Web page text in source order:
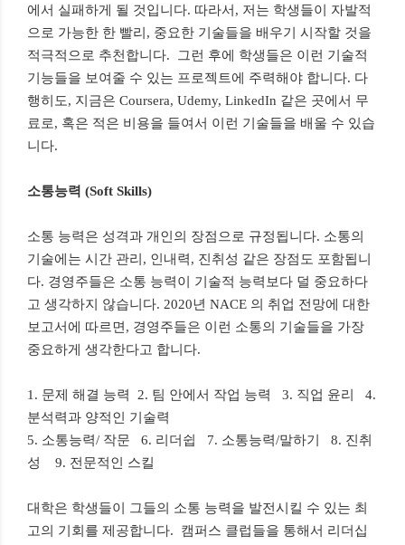
에서 실패하게 될 것입니다. 따라서 , 저는 학생들이 자발적
으로 가능한 한 빨리 , 중요한 기술들을 배우기 시작할 것을
적극적으로 추천합니다.
그런 후에 학생들은 이런 기술적
기능들을 보여줄 수 있는 프로젝트에 주력해야 합니다. 다
행히도, 지금은 Coursera, Udemy, LinkedIn 같은 곳에서 무
료로, 혹은 적은 비용을 들여서 이런 기술들을 배울 수 있습
니다.
소통능력 (Soft Skills)
소통 능력은 성격과 개인의 장점으로 규정됩니다. 소통의
기술에는 시간 관리 , 인내력, 진취성 같은 장점도 포함됩니
다. 경영주들은 소통 능력이 기술적 능력보다 덜 중요하다
고 생각하지 않습니다. 2020년 NACE 의 취업 전망에 대한
보고서에 따르면 , 경영주들은 이런 소통의 기술들을 가장
중요하게 생각한다고 합니다.
1. 문제 해결 능력 2. 팀 안에서 작업 능력 3. 직업 윤리 4.
분석력과 양적인 기술력
5. 소통능력/ 작문 6. 리더쉽 7. 소통능력/말하기 8. 진취
성
9. 전문적인 스킬
대학은 학생들이 그들의 소통 능력을 발전시킬 수 있는 최
고의 기회를 제공합니다.
캠퍼스 클럽들을 통해서 리더십